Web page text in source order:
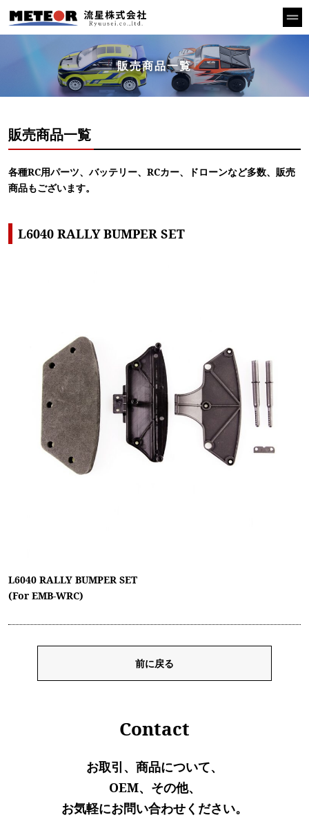
販売商品一覧
販売商品一覧
各種RC用パーツ、バッテリー、RCカー、ドローンなど多数、販売
商品もございます。
L6040 RALLY BUMPER SET
L6040 RALLY BUMPER SET
(For EMB-WRC)
前に戻る
Contact
お取引、商品について、
OEM、その他、
お気軽にお問い合わせください。